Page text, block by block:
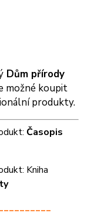
Dům přírody
možné koupit
produkty.
Časopis
Kniha